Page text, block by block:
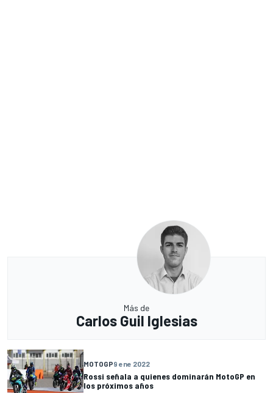
Más de
Carlos Guil Iglesias
MOTOGP9 ene 2022
Rossi señala a quienes dominarán MotoGP en
los próximos años